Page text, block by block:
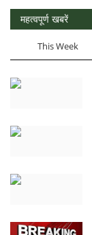
महत्वपूर्ण खबरें
This Week